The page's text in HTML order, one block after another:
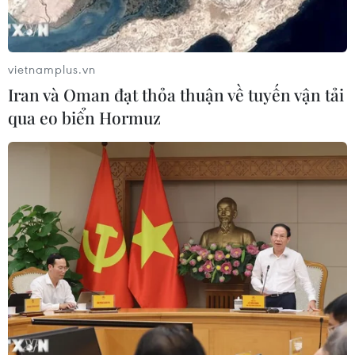
Mưa lũ, sạt lở tại Sri Lanka khiến 5
người thiệt mạng
Thời tiết ngày 5/8: Bắc Bộ tiếp tục
mưa lớn, nguy cơ lũ quét và sạt lở đất
04/08/2026 23:08
Xem thêm
vietnamplus.vn
Iran và Oman đạt thỏa thuận về tuyến vận tải
qua eo biển Hormuz